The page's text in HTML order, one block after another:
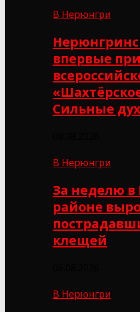
В Нерюнгри
впервые
Сильные
В Нерюнгри
За неделю
районе
клещей
В Нерюнгри